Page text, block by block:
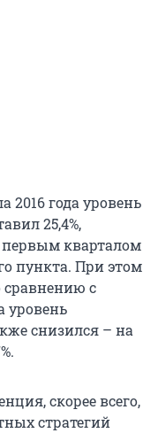
2016 года уровень
25,4%,
кварталом
пункта. При этом
сравнению с
уровень
снизился – на
скорее всего,
стратегий